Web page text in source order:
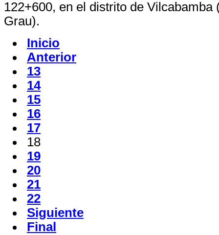
122+600, en el distrito de Vilcabamba
Grau).
Inicio
Anterior
13
14
15
16
17
18
19
20
21
22
Siguiente
Final